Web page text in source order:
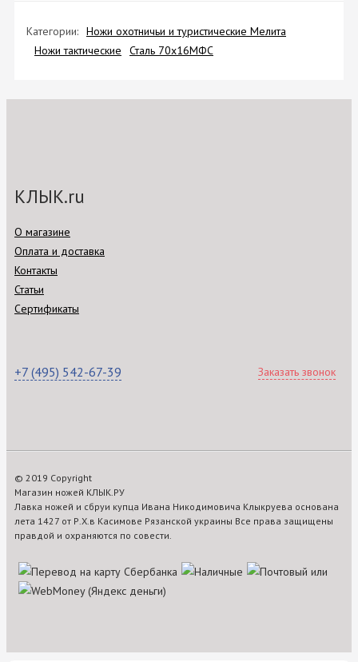
Категории: Ножи охотничьи и туристические Мелита
Ножи тактические
Сталь 70х16МФС
КЛЫК.ru
О магазине
Оплата и доставка
Контакты
Статьи
Сертификаты
+7 (495) 542-67-39 Заказать звонок
© 2019 Copyright
Магазин ножей КЛЫК.РУ
Лавка ножей и сбруи купца Ивана Никодимовича Клыкруева основана
лета 1427 от Р.Х.в Касимове Рязанской украины Все права защищены
правдой и охраняются по совести.